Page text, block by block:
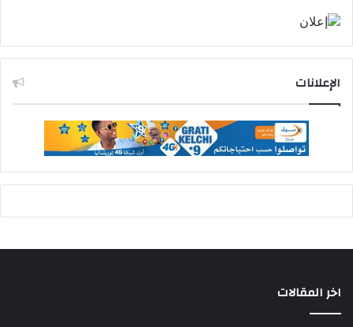
الإعلانات
اخر المقالات